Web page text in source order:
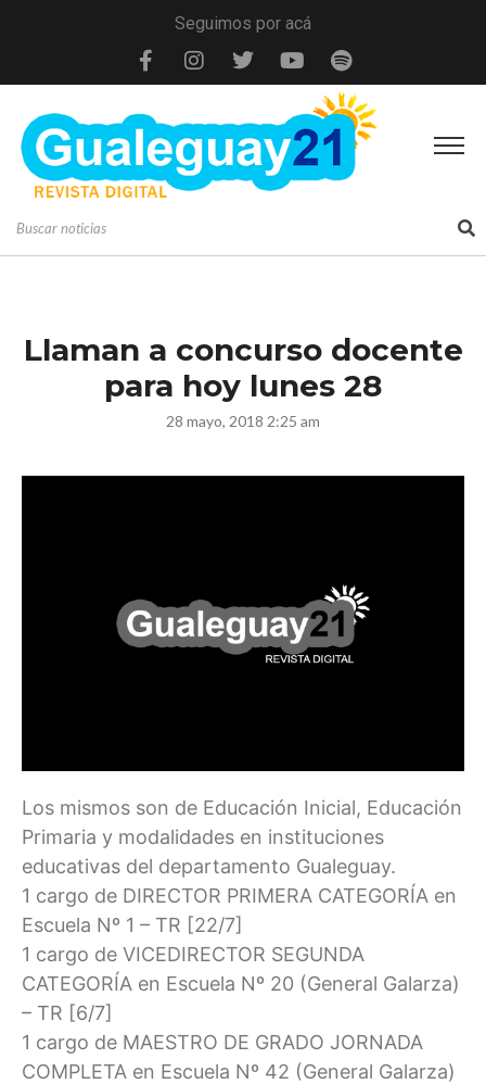
Seguimos por acá
Llaman a concurso docente
para hoy lunes 28
28 mayo, 2018 2:25 am
Los mismos son de Educación Inicial, Educación
Primaria y modalidades en instituciones
educativas del departamento Gualeguay.
1 cargo de DIRECTOR PRIMERA CATEGORÍA en
Escuela Nº 1 – TR [22/7]
1 cargo de VICEDIRECTOR SEGUNDA
CATEGORÍA en Escuela Nº 20 (General Galarza)
– TR [6/7]
1 cargo de MAESTRO DE GRADO JORNADA
COMPLETA en Escuela Nº 42 (General Galarza)